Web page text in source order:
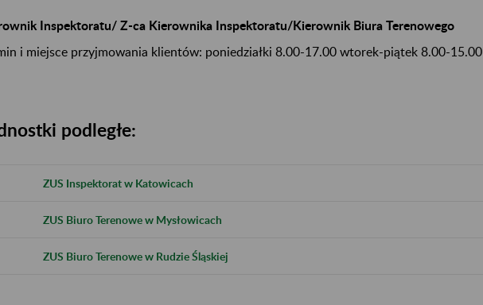
Inspektoratu/ Z-ca Kierownika Inspektoratu/Kierownik Biura Terenowego
i miejsce przyjmowania klientów: poniedziałki 8.00-17.00 wtorek-piątek 8.00-15.00
podległe:
ZUS Inspektorat w Katowicach
ZUS Biuro Terenowe w Mysłowicach
ZUS Biuro Terenowe w Rudzie Śląskiej